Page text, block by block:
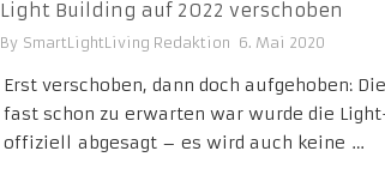
Light Building auf 2022 verschoben
By SmartLightLiving Redaktion 6. Mai 2020
Erst verschoben, dann doch aufgehoben:
fast schon zu erwarten war wurde die
offiziell abgesagt – es wird auch keine …